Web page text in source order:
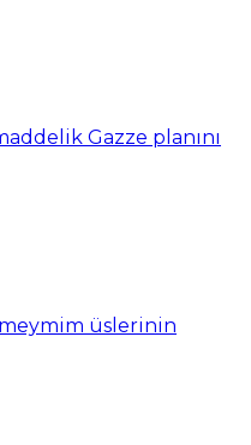
Gazze planını
üslerinin